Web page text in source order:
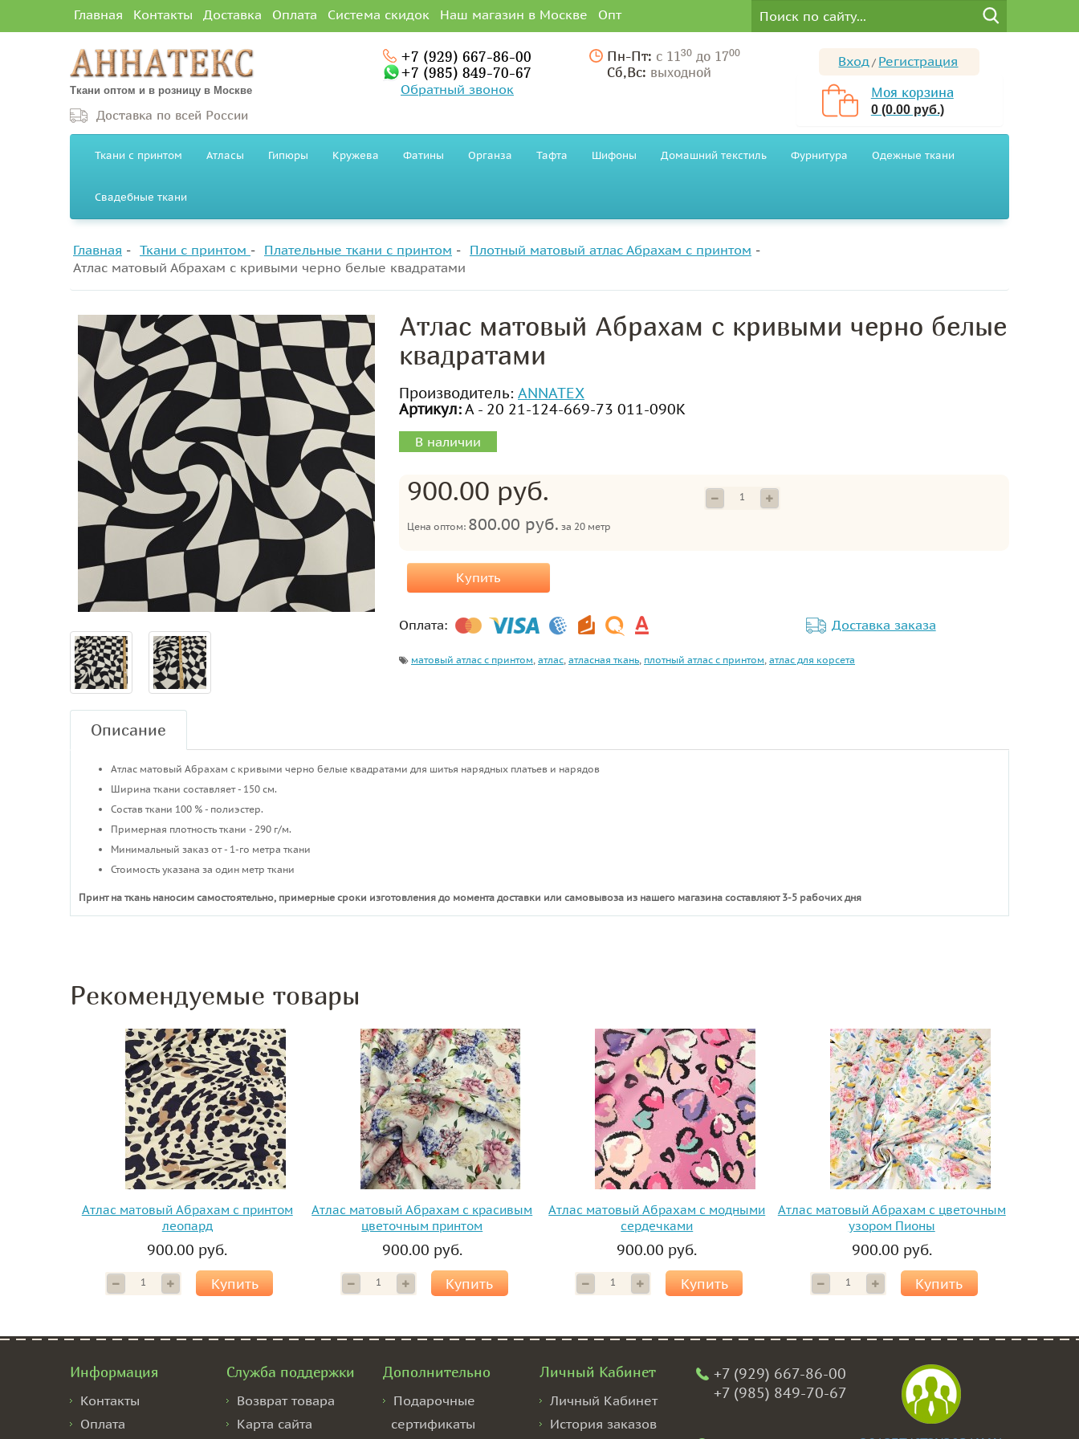
Главная Контакты Доставка Оплата Система скидок Наш магазин в Москве Опт
Ткани оптом и в розницу в Москве
Доставка по всей России
+7 (929) 667-86-00
+7 (985) 849-70-67
Обратный звонок
Пн-Пт: с 1130 до 1700
Сб,Вс: выходной
Вход / Регистрация
Моя корзина
0 (0.00 руб.)
Ткани с принтом Атласы Гипюры Кружева Фатины Органза Тафта Шифоны Домашний текстиль Фурнитура Одежные ткани
Свадебные ткани
Главная Ткани с принтом Плательные ткани с принтом
Плотный матовый атлас Абрахам с принтом
Атлас матовый Абрахам с кривыми черно белые квадратами
Атлас матовый Абрахам с кривыми черно белые
квадратами
Производитель: ANNATEX
Артикул:А - 20 21-124-669-73 011-090К
В наличии
900.00 руб.
Цена оптом: 800.00 руб. за 20 метр
Купить
Оплата: Доставка заказа
матовый атлас с принтом, атлас, атласная ткань, плотный атлас с принтом, атлас для корсета
Описание
Атлас матовый Абрахам с кривыми черно белые квадратами для шитья нарядных платьев и нарядов
Ширина ткани составляет - 150 см.
Состав ткани 100 % - полиэстер.
Примерная плотность ткани - 290 г/м.
Минимальный заказ от - 1-го метра ткани
Стоимость указана за один метр ткани
Принт на ткань наносим самостоятельно, примерные сроки изготовления до момента доставки или самовывоза из нашего магазина составляют 3-5 рабочих дня
Рекомендуемые товары
Атлас матовый Абрахам с принтом
леопард
900.00 руб.
Купить
Атлас матовый Абрахам с красивым
цветочным принтом
900.00 руб.
Купить
Атлас матовый Абрахам с модными
сердечками
900.00 руб.
Купить
Атлас матовый Абрахам с цветочным
узором Пионы
900.00 руб.
Купить
Информация
Контакты
Оплата
Служба поддержки
Возврат товара
Карта сайта
Дополнительно
Подарочные
сертификаты
Личный Кабинет
Личный Кабинет
История заказов
+7 (929) 667-86-00
+7 (985) 849-70-67